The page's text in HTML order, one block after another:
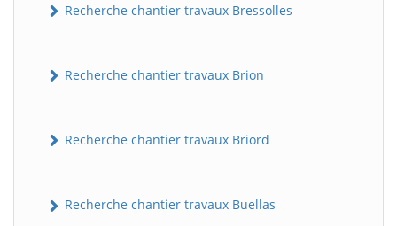
Recherche chantier travaux Bressolles
Recherche chantier travaux Brion
Recherche chantier travaux Briord
Recherche chantier travaux Buellas